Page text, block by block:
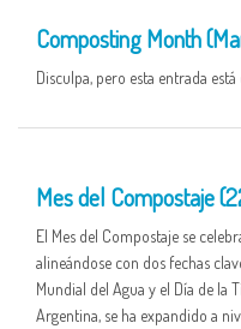
Composting Month
Disculpa, pero esta entrada
Mes del Compostaje
El Mes del Compostaje se
alineándose con dos fechas
Mundial del Agua y el Día de la
Argentina, se ha expandido a